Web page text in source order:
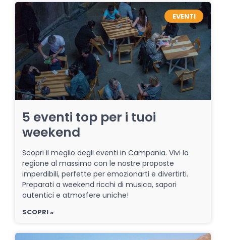
EVENTI
5 eventi top per i tuoi
weekend
Scopri il meglio degli eventi in Campania. Vivi la
regione al massimo con le nostre proposte
imperdibili, perfette per emozionarti e divertirti.
Preparati a weekend ricchi di musica, sapori
autentici e atmosfere uniche!
SCOPRI »